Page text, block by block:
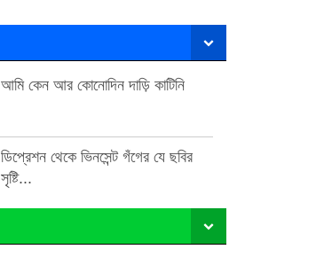
আমি কেন আর কোনোদিন দাড়ি কাটিনি
ডিপ্রেশন থেকে ভিনসেন্ট গঁগের যে ছবির
সৃষ্টি...